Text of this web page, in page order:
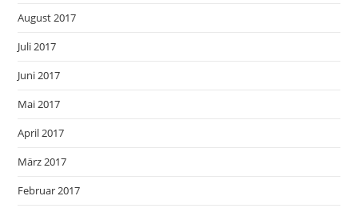
August 2017
Juli 2017
Juni 2017
Mai 2017
April 2017
März 2017
Februar 2017